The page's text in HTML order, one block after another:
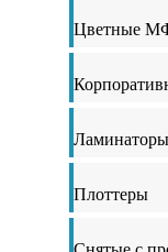
Цветные
Ламинаторы
Плоттеры